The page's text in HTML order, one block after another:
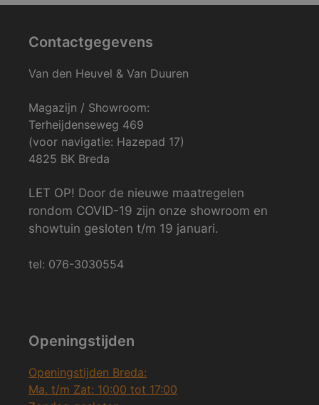
Contactgegevens
Van den Heuvel & Van Duuren
Magazijn / Showroom:
Terheijdenseweg 469
(voor navigatie: Hazepad 17)
4825 BK Breda
LET OP! Door de nieuwe maatregelen
rondom COVID-19 zijn onze showroom en
showtuin gesloten t/m 19 januari.
tel: 076-3030554
Openingstijden
Openingstijden Breda:
Ma. t/m Zat: 10:00 tot 17:00